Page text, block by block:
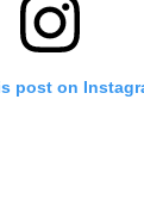
post on